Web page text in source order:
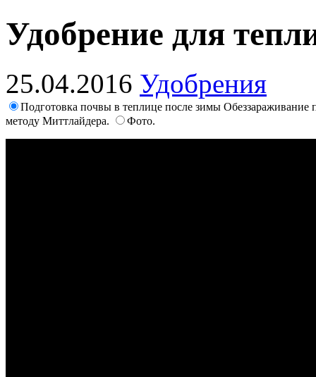
Удобрение для
25.04.2016 Удобрения
Подготовка почвы в теплице после зимы
методу Миттлайдера.
Фото.